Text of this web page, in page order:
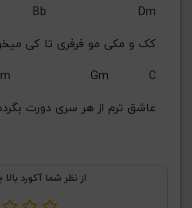
Bb                       Dm
کک و مکی مو فرفری تا کی
Gm          C
عاشق ترم از هر سری دورت
از نظر شما آکورد